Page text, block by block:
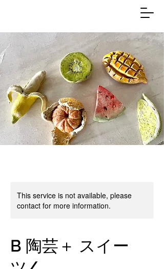
This service is not available, please
contact for more information.
B 陶芸＋ スイー